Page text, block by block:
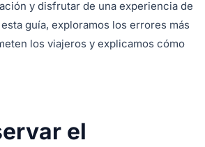
y disfrutar de una experiencia de
guía, exploramos los errores más
los viajeros y explicamos cómo
el